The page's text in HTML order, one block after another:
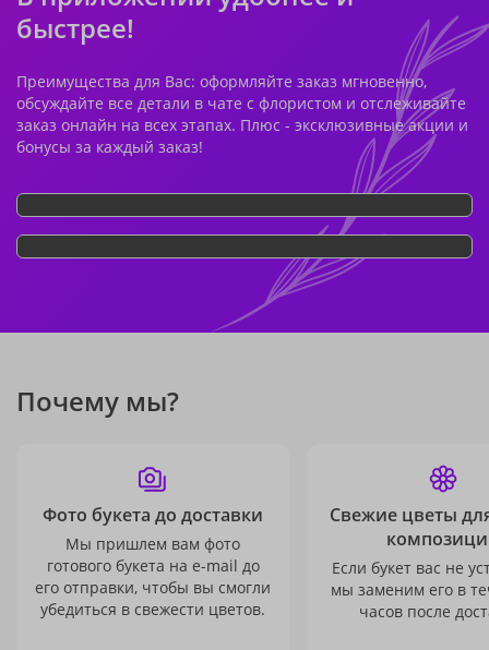
быстрее!
Преимущества для Вас: оформляйте заказ мгновенно,
обсуждайте все детали в чате с флористом и отслеживайте
заказ онлайн на всех этапах. Плюс - эксклюзивные акции и
бонусы за каждый заказ!
Почему мы?
Фото букета до доставки
Мы пришлем вам фото
готового букета на e-mail до
его отправки, чтобы вы смогли
убедиться в свежести цветов.
Свежие цветы
Если букет вас не
мы заменим его в
часов после